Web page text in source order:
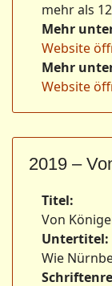
mehr als
Mehr
Website
Mehr
Website
2019 –
Titel:
Von
Untertitel:
Wie